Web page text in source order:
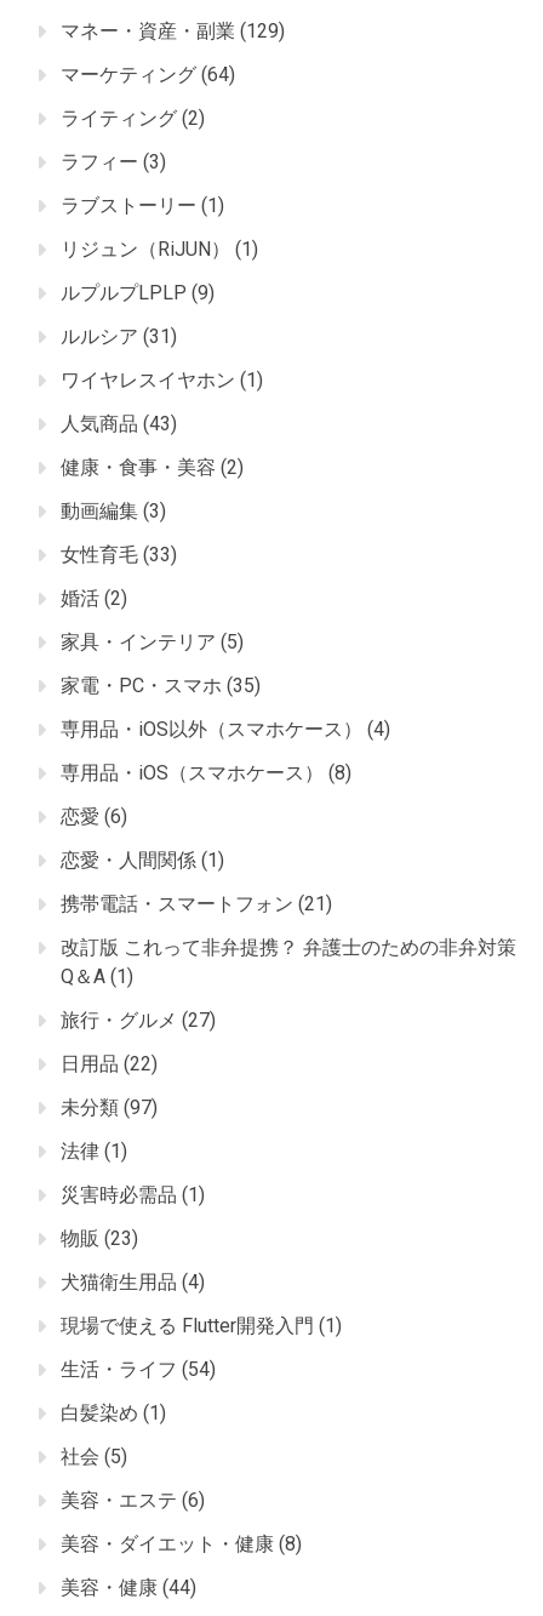
マネー・資産・副業 (129)
マーケティング (64)
ライティング (2)
ラフィー (3)
ラブストーリー (1)
リジュン（RiJUN）
(1)
ルプルプLPLP (9)
ルルシア (31)
ワイヤレスイヤホン (1)
人気商品 (43)
健康・食事・美容 (2)
動画編集 (3)
女性育毛 (33)
婚活 (2)
家具・インテリア (5)
家電・PC・スマホ (35)
専用品・iOS以外（スマホケース）
(4)
専用品・iOS（スマホケース）
(8)
恋愛 (6)
恋愛・人間関係 (1)
携帯電話・スマートフォン (21)
改訂版 これって非弁提携？ 弁護士のための非弁対策
Q＆A (1)
旅行・グルメ (27)
日用品 (22)
未分類 (97)
法律 (1)
災害時必需品 (1)
物販 (23)
犬猫衛生用品 (4)
現場で使える Flutter開発入門 (1)
生活・ライフ (54)
白髪染め (1)
社会 (5)
美容・エステ (6)
美容・ダイエット・健康 (8)
美容・健康 (44)